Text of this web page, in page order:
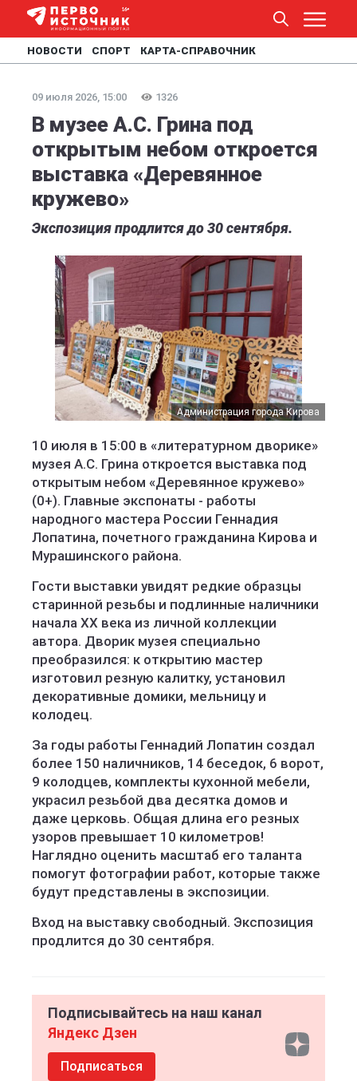
НОВОСТИ СПОРТ КАРТА-СПРАВОЧНИК
09 июля 2026, 15:00 1326
В музее А.С. Грина под
открытым небом откроется
выставка «Деревянное
кружево»
Экспозиция продлится до 30 сентября.
Администрация города Кирова
10 июля в 15:00 в «литературном дворике»
музея А.С. Грина откроется выставка под
открытым небом «Деревянное кружево»
(0+). Главные экспонаты - работы
народного мастера России Геннадия
Лопатина, почетного гражданина Кирова и
Мурашинского района.
Гости выставки увидят редкие образцы
старинной резьбы и подлинные наличники
начала ХХ века из личной коллекции
автора. Дворик музея специально
преобразился: к открытию мастер
изготовил резную калитку, установил
декоративные домики, мельницу и
колодец.
За годы работы Геннадий Лопатин создал
более 150 наличников, 14 беседок, 6 ворот,
9 колодцев, комплекты кухонной мебели,
украсил резьбой два десятка домов и
даже церковь. Общая длина его резных
узоров превышает 10 километров!
Наглядно оценить масштаб его таланта
помогут фотографии работ, которые также
будут представлены в экспозиции.
Вход на выставку свободный. Экспозиция
продлится до 30 сентября.
Подписывайтесь на наш канал
Яндекс Дзен
Подписаться